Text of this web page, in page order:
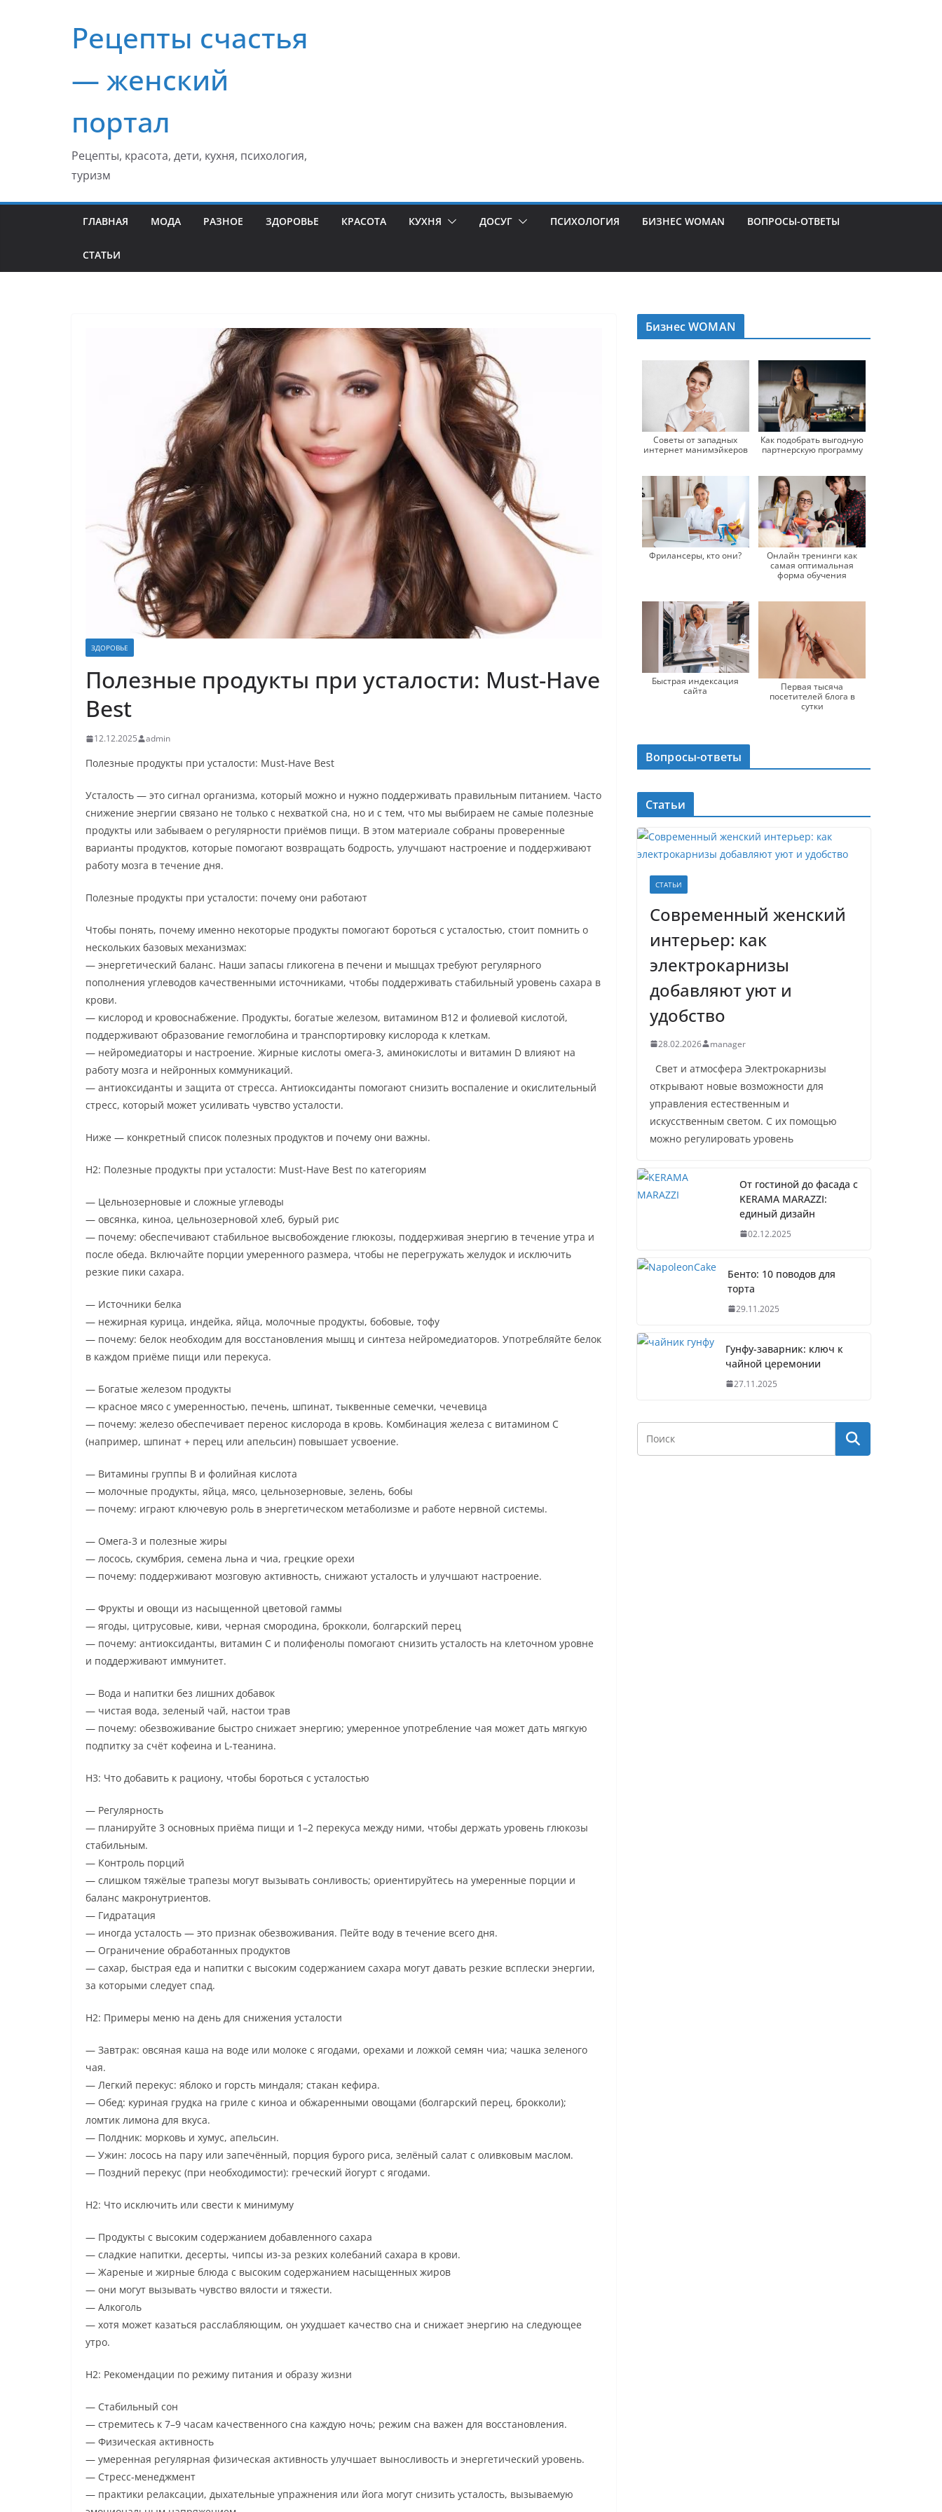
содержимомуРецепты счастья
— женский
портал
Рецепты, красота, дети, кухня, психология,
туризм
ГЛАВНАЯ МОДА РАЗНОЕ ЗДОРОВЬЕ КРАСОТА КУХНЯ ДОСУГ ПСИХОЛОГИЯ БИЗНЕС WOMAN ВОПРОСЫ-ОТВЕТЫ
СТАТЬИ
ЗДОРОВЬЕ
Полезные продукты при усталости: Must-Have
Best
12.12.2025 admin
Полезные продукты при усталости: Must-Have Best
Усталость — это сигнал организма, который можно и нужно поддерживать правильным питанием. Часто
снижение энергии связано не только с нехваткой сна, но и с тем, что мы выбираем не самые полезные
продукты или забываем о регулярности приёмов пищи. В этом материале собраны проверенные
варианты продуктов, которые помогают возвращать бодрость, улучшают настроение и поддерживают
работу мозга в течение дня.
Полезные продукты при усталости: почему они работают
Чтобы понять, почему именно некоторые продукты помогают бороться с усталостью, стоит помнить о
нескольких базовых механизмах:
— энергетический баланс. Наши запасы гликогена в печени и мышцах требуют регулярного
пополнения углеводов качественными источниками, чтобы поддерживать стабильный уровень сахара в
крови.
— кислород и кровоснабжение. Продукты, богатые железом, витамином B12 и фолиевой кислотой,
поддерживают образование гемоглобина и транспортировку кислорода к клеткам.
— нейромедиаторы и настроение. Жирные кислоты омега-3, аминокислоты и витамин D влияют на
работу мозга и нейронных коммуникаций.
— антиоксиданты и защита от стресса. Антиоксиданты помогают снизить воспаление и окислительный
стресс, который может усиливать чувство усталости.
Ниже — конкретный список полезных продуктов и почему они важны.
H2: Полезные продукты при усталости: Must-Have Best по категориям
— Цельнозерновые и сложные углеводы
— овсянка, киноа, цельнозерновой хлеб, бурый рис
— почему: обеспечивают стабильное высвобождение глюкозы, поддерживая энергию в течение утра и
после обеда. Включайте порции умеренного размера, чтобы не перегружать желудок и исключить
резкие пики сахара.
— Источники белка
— нежирная курица, индейка, яйца, молочные продукты, бобовые, тофу
— почему: белок необходим для восстановления мышц и синтеза нейромедиаторов. Употребляйте белок
в каждом приёме пищи или перекуса.
— Богатые железом продукты
— красное мясо с умеренностью, печень, шпинат, тыквенные семечки, чечевица
— почему: железо обеспечивает перенос кислорода в кровь. Комбинация железа с витамином C
(например, шпинат + перец или апельсин) повышает усвоение.
— Витамины группы B и фолийная кислота
— молочные продукты, яйца, мясо, цельнозерновые, зелень, бобы
— почему: играют ключевую роль в энергетическом метаболизме и работе нервной системы.
— Омега-3 и полезные жиры
— лосось, скумбрия, семена льна и чиа, грецкие орехи
— почему: поддерживают мозговую активность, снижают усталость и улучшают настроение.
— Фрукты и овощи из насыщенной цветовой гаммы
— ягоды, цитрусовые, киви, черная смородина, брокколи, болгарский перец
— почему: антиоксиданты, витамин C и полифенолы помогают снизить усталость на клеточном уровне
и поддерживают иммунитет.
— Вода и напитки без лишних добавок
— чистая вода, зеленый чай, настои трав
— почему: обезвоживание быстро снижает энергию; умеренное употребление чая может дать мягкую
подпитку за счёт кофеина и L-теанина.
H3: Что добавить к рациону, чтобы бороться с усталостью
— Регулярность
— планируйте 3 основных приёма пищи и 1–2 перекуса между ними, чтобы держать уровень глюкозы
стабильным.
— Контроль порций
— слишком тяжёлые трапезы могут вызывать сонливость; ориентируйтесь на умеренные порции и
баланс макронутриентов.
— Гидратация
— иногда усталость — это признак обезвоживания. Пейте воду в течение всего дня.
— Ограничение обработанных продуктов
— сахар, быстрая еда и напитки с высоким содержанием сахара могут давать резкие всплески энергии,
за которыми следует спад.
H2: Примеры меню на день для снижения усталости
— Завтрак: овсяная каша на воде или молоке с ягодами, орехами и ложкой семян чиа; чашка зеленого
чая.
— Легкий перекус: яблоко и горсть миндаля; стакан кефира.
— Обед: куриная грудка на гриле с киноа и обжаренными овощами (болгарский перец, брокколи);
ломтик лимона для вкуса.
— Полдник: морковь и хумус, апельсин.
— Ужин: лосось на пару или запечённый, порция бурого риса, зелёный салат с оливковым маслом.
— Поздний перекус (при необходимости): греческий йогурт с ягодами.
H2: Что исключить или свести к минимуму
— Продукты с высоким содержанием добавленного сахара
— сладкие напитки, десерты, чипсы из-за резких колебаний сахара в крови.
— Жареные и жирные блюда с высоким содержанием насыщенных жиров
— они могут вызывать чувство вялости и тяжести.
— Алкоголь
— хотя может казаться расслабляющим, он ухудшает качество сна и снижает энергию на следующее
утро.
H2: Рекомендации по режиму питания и образу жизни
— Стабильный сон
— стремитесь к 7–9 часам качественного сна каждую ночь; режим сна важен для восстановления.
— Физическая активность
— умеренная регулярная физическая активность улучшает выносливость и энергетический уровень.
— Стресс-менеджмент
— практики релаксации, дыхательные упражнения или йога могут снизить усталость, вызываемую
Бизнес WOMAN
Советы от западных
интернет манимэйкеров
Как подобрать выгодную
партнерскую программу
Фрилансеры, кто они?
Онлайн тренинги как
самая оптимальная
форма обучения
Быстрая индексация
сайта
Первая тысяча
посетителей блога в
сутки
Вопросы-ответы
Статьи
СТАТЬИ
Современный женский
интерьер: как
электрокарнизы
добавляют уют и
удобство
28.02.2026 manager
Свет и атмосфера Электрокарнизы
открывают новые возможности для
управления естественным и
искусственным светом. С их помощью
можно регулировать уровень
От гостиной до фасада с
KERAMA MARAZZI:
единый дизайн
02.12.2025
Бенто: 10 поводов для
торта
29.11.2025
Гунфу-заварник: ключ к
чайной церемонии
27.11.2025